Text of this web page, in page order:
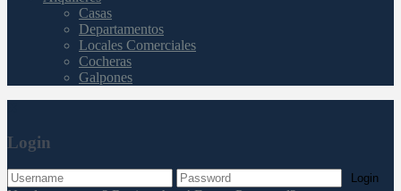
Casas
Departamentos
Locales Comerciales
Cocheras
Galpones
Login
Login